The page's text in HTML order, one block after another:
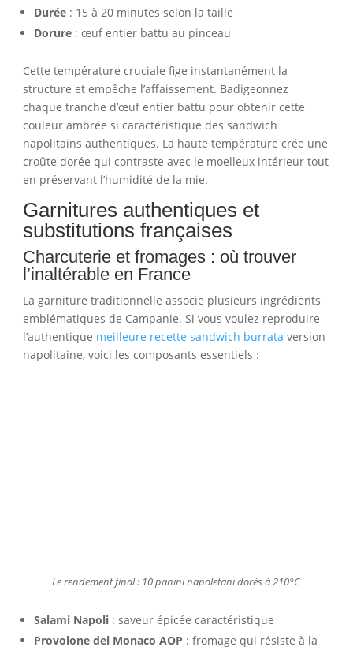
Durée: 15 à 20 minutes selon la taille
Dorure: œuf entier battu au pinceau
Cette température cruciale fige instantanément la
structure et empêche l’affaissement. Badigeonnez
chaque tranche d’œuf entier battu pour obtenir cette
couleur ambrée si caractéristique des sandwich
napolitains authentiques. La haute température crée une
croûte dorée qui contraste avec le moelleux intérieur tout
en préservant l’humidité de la mie.
Garnitures authentiques et
substitutions françaises
Charcuterie et fromages : où trouver
l’inaltérable en France
La garniture traditionnelle associe plusieurs ingrédients
emblématiques de Campanie. Si vous voulez reproduire
l’authentique meilleure recette sandwich burrata version
napolitaine, voici les composants essentiels :
Le rendement final : 10 panini napoletani dorés à 210°C
Salami Napoli: saveur épicée caractéristique
Provolone del Monaco AOP : fromage qui résiste à la